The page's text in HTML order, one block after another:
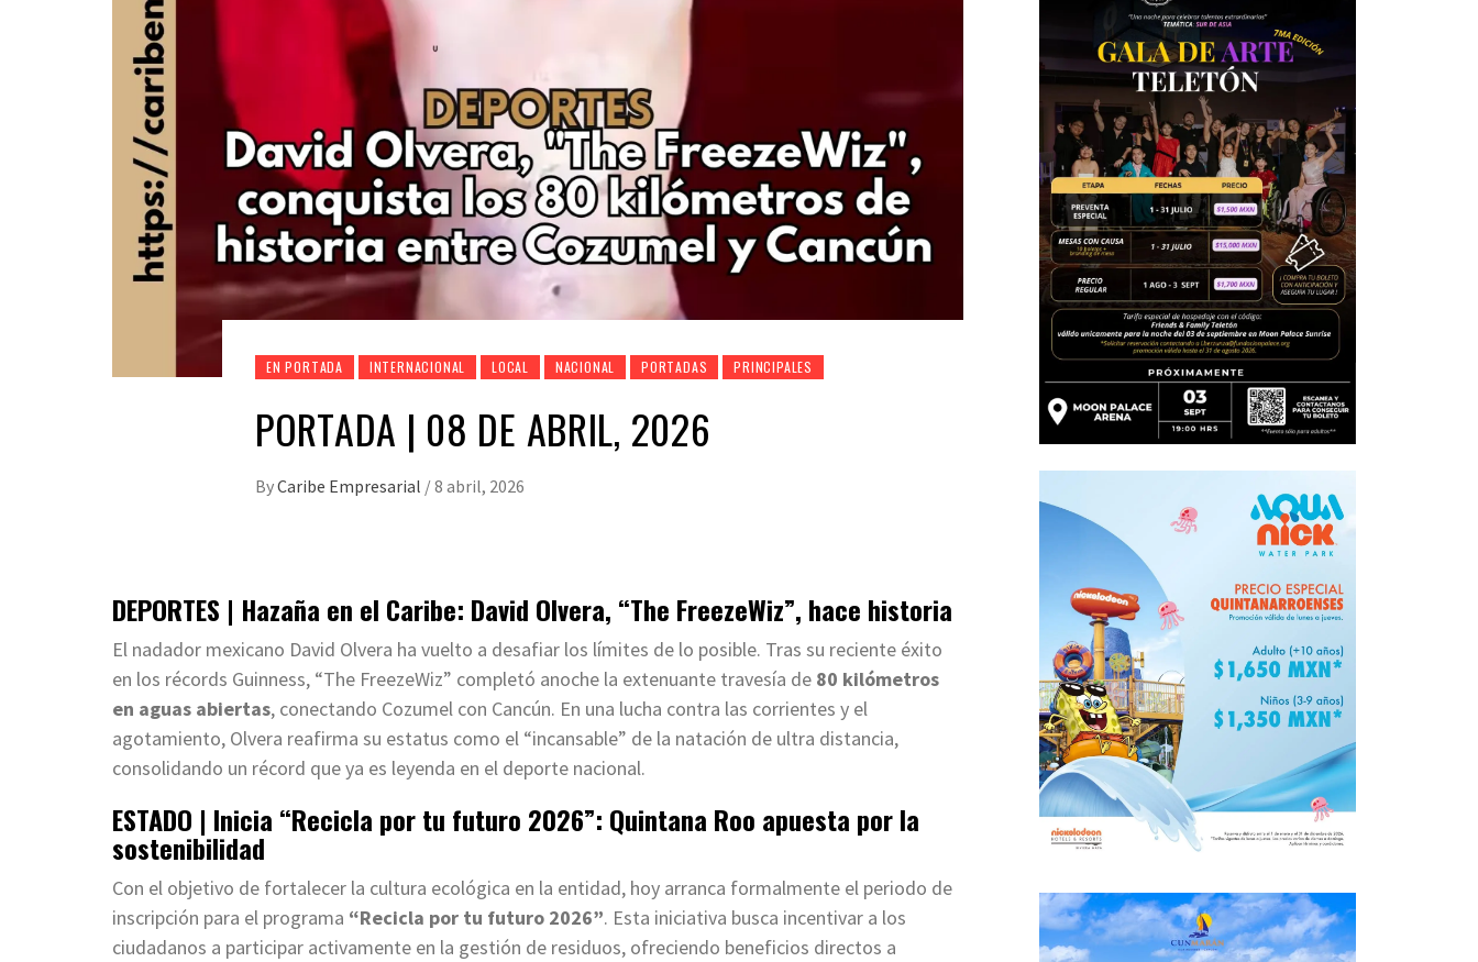
EN PORTADA INTERNACIONAL LOCAL NACIONAL PORTADAS PRINCIPALES
PORTADA | 08 DE ABRIL, 2026
ByCaribe Empresarial /8 abril, 2026
DEPORTES | Hazaña en el Caribe: David Olvera, “The FreezeWiz”, hace historia
El nadador mexicano David Olvera ha vuelto a desafiar los límites de lo posible. Tras su reciente éxito
en los récords Guinness, “The FreezeWiz” completó anoche la extenuante travesía de 80 kilómetros
en aguas abiertas, conectando Cozumel con Cancún. En una lucha contra las corrientes y el
agotamiento, Olvera reafirma su estatus como el “incansable” de la natación de ultra distancia,
consolidando un récord que ya es leyenda en el deporte nacional.
ESTADO | Inicia “Recicla por tu futuro 2026”: Quintana Roo apuesta por la
sostenibilidad
Con el objetivo de fortalecer la cultura ecológica en la entidad, hoy arranca formalmente el periodo de
inscripción para el programa “Recicla por tu futuro 2026”. Esta iniciativa busca incentivar a los
ciudadanos a participar activamente en la gestión de residuos, ofreciendo beneficios directos a